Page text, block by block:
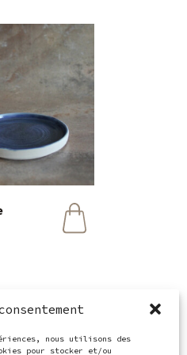
nous utilisons des
pour stocker et/ou
variations.
options
peuvent